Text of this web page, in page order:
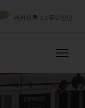
카카오톡 1:1 무료상담